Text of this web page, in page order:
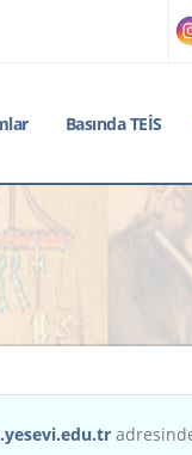
Basında TEİS